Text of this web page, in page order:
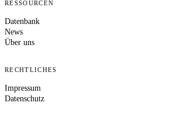
RESSOURCEN
Datenbank
News
Über uns
RECHTLICHES
Impressum
Datenschutz